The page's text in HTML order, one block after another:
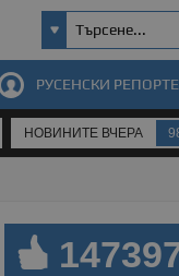
РУСЕНСКИ
НОВИНИТЕ ВЧЕРА